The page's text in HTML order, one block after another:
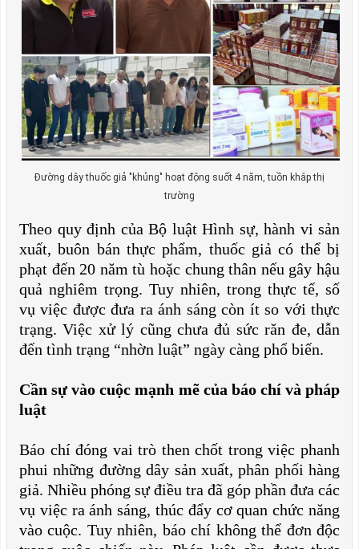
Đường dây thuốc giả "khủng" hoạt động suốt 4 năm, tuồn khắp thị
trường
Theo quy định của Bộ luật Hình sự, hành vi sản
xuất, buôn bán thực phẩm, thuốc giả có thể bị
phạt đến 20 năm tù hoặc chung thân nếu gây hậu
quả nghiêm trọng. Tuy nhiên, trong thực tế, số
vụ việc được đưa ra ánh sáng còn ít so với thực
trạng. Việc xử lý cũng chưa đủ sức răn đe, dẫn
đến tình trạng “nhờn luật” ngày càng phổ biến.
Cần sự vào cuộc mạnh mẽ của báo chí và pháp
luật
Báo chí đóng vai trò then chốt trong việc phanh
phui những đường dây sản xuất, phân phối hàng
giả. Nhiều phóng sự điều tra đã góp phần đưa các
vụ việc ra ánh sáng, thúc đẩy cơ quan chức năng
vào cuộc. Tuy nhiên, báo chí không thể đơn độc